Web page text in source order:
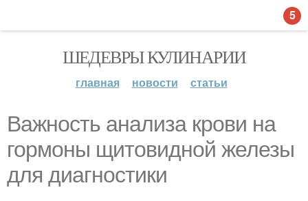
ШЕДЕВРЫ КУЛИНАРИИ
главная новости статьи
Важность анализа крови на
гормоны щитовидной железы
для диагностики
5